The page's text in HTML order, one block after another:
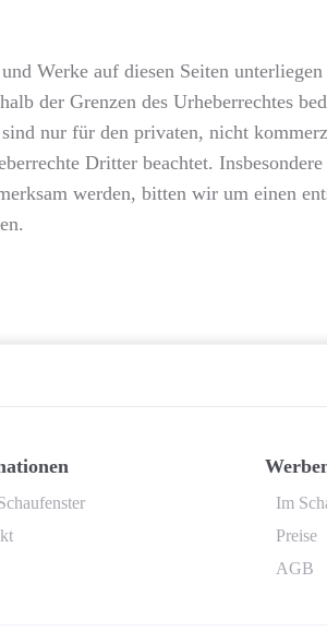
Werke auf diesen Seiten
der Grenzen des Urheberrechtes
nur für den privaten, nicht
Dritter beachtet.
werden, bitten wir um einen
Im
Preise
AGB